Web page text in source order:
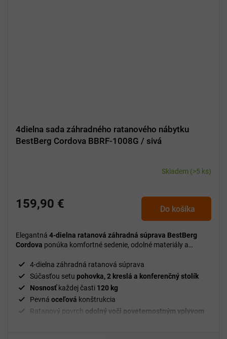
4dielna sada záhradného ratanového nábytku
BestBerg Cordova BBRF-1008G / sivá
Skladem (>5 ks)
159,90 € Do košíka
Elegantná 4-dielna ratanová záhradná súprava BestBerg
Cordova ponúka komfortné sedenie, odolné materiály a
balkóne.4-dielna záhradná ratanová súprava
Súčasťou setu pohovka, 2 kreslá a konferenčný stolík
Nosnosťkaždej časti 120 kg
Pevná oceľová konštrukcia
Ratanový povrch odolný voči poveternostným vplyvom